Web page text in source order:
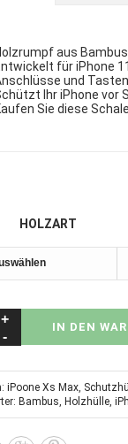
aus
für iPhone
und
Ihr iPhone vor
Sie diese
HOLZART
IN DEN
iPoone Xs Max,
Bambus, Holzhülle,